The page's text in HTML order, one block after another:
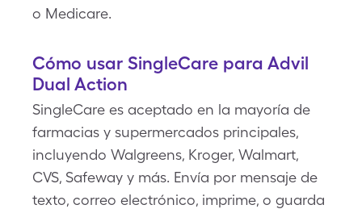
o Medicare.
Cómo usar SingleCare para Advil
Dual Action
SingleCare es aceptado en la mayoría de
farmacias y supermercados principales,
incluyendo Walgreens, Kroger, Walmart,
CVS, Safeway y más. Envía por mensaje de
texto, correo electrónico, imprime, o guarda